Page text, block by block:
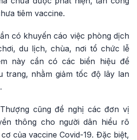
tiêm vaccine.
có khuyến cáo việc phòng dịch
du lịch, chùa, nơi tổ chức lễ
này cần có các biển hiệu để
trang, nhằm giảm tốc độ lây lan
cũng đề nghị các đơn vị
thông cho người dân hiểu rõ
của vaccine Covid-19. Đặc biệt,